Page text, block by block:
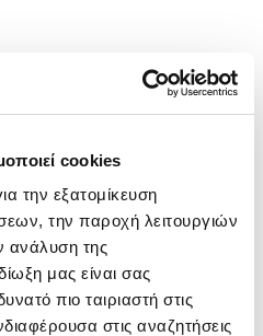
cookies
την εξατομίκευση
την παροχή λειτουργιών
ανάλυση της
μας είναι σας
πιο ταιριαστή στις
στις αναζητήσεις